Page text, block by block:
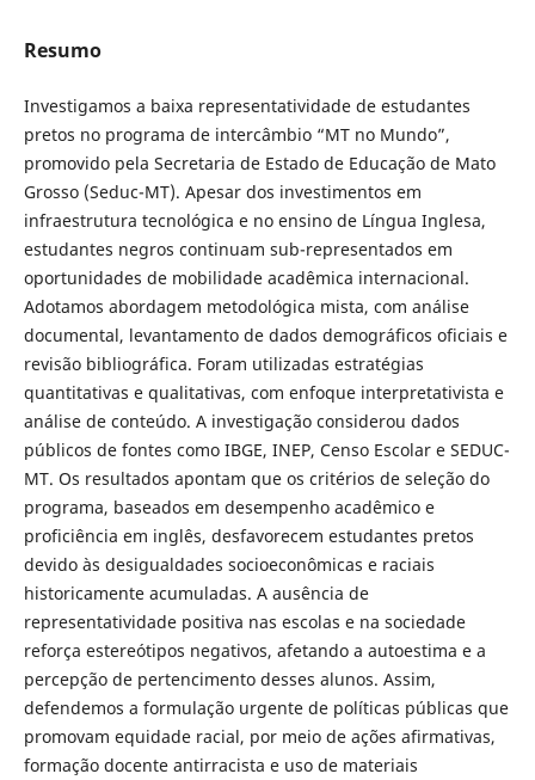
Resumo
Investigamos a baixa representatividade de estudantes
pretos no programa de intercâmbio “MT no Mundo”,
promovido pela Secretaria de Estado de Educação de Mato
Grosso (Seduc-MT). Apesar dos investimentos em
infraestrutura tecnológica e no ensino de Língua Inglesa,
estudantes negros continuam sub-representados em
oportunidades de mobilidade acadêmica internacional.
Adotamos abordagem metodológica mista, com análise
documental, levantamento de dados demográficos oficiais e
revisão bibliográfica. Foram utilizadas estratégias
quantitativas e qualitativas, com enfoque interpretativista e
análise de conteúdo. A investigação considerou dados
públicos de fontes como IBGE, INEP, Censo Escolar e SEDUC-
MT. Os resultados apontam que os critérios de seleção do
programa, baseados em desempenho acadêmico e
proficiência em inglês, desfavorecem estudantes pretos
devido às desigualdades socioeconômicas e raciais
historicamente acumuladas. A ausência de
representatividade positiva nas escolas e na sociedade
reforça estereótipos negativos, afetando a autoestima e a
percepção de pertencimento desses alunos. Assim,
defendemos a formulação urgente de políticas públicas que
promovam equidade racial, por meio de ações afirmativas,
formação docente antirracista e uso de materiais